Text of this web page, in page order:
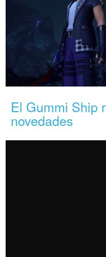
El Gummi Ship
novedades